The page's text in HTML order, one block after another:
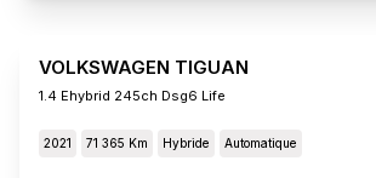
VOLKSWAGEN TIGUAN
1.4 Ehybrid 245ch Dsg6 Life
2021 71 365 Km Hybride Automatique